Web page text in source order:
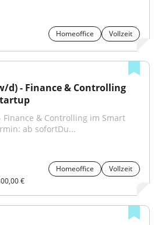
Homeoffice Vollzeit
- Finance & Controlling
& Controlling im Smart
ab sofortDu...
Homeoffice
Vollzeit
€